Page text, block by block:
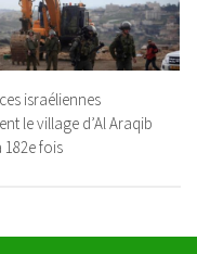
israéliennes
le village d’Al Araqib
fois